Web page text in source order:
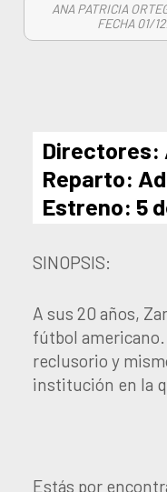
ANA PATRICIA
FECHA 01/
Directores:
Reparto:
Estreno: 5
SINOPSIS:
A sus 20 años,
fútbol
reclusorio y
institución en la
Estás por